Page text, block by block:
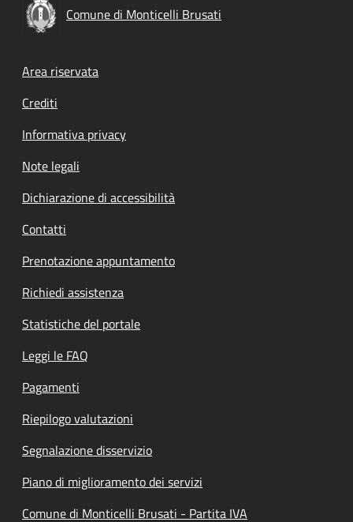
Comune di Monticelli Brusati
Footer menu
Area riservata
Crediti
Informativa privacy
Note legali
Dichiarazione di accessibilità
Contatti
Prenotazione appuntamento
Richiedi assistenza
Statistiche del portale
Leggi le FAQ
Pagamenti
Riepilogo valutazioni
Segnalazione disservizio
Piano di miglioramento dei servizi
Comune di Monticelli Brusati - Partita IVA